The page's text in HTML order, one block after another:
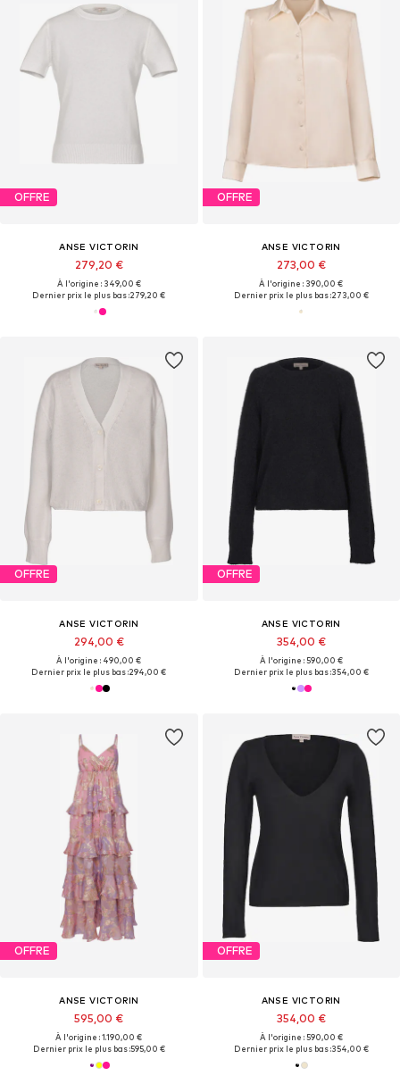
OFFRE
ANSE VICTORIN
279,20 €
À l'origine : 349,00 €
Dernier prix le plus bas :279,20 €
OFFRE
ANSE VICTORIN
273,00 €
À l'origine : 390,00 €
Dernier prix le plus bas :273,00 €
OFFRE
ANSE VICTORIN
294,00 €
À l'origine : 490,00 €
Dernier prix le plus bas :294,00 €
OFFRE
ANSE VICTORIN
354,00 €
À l'origine : 590,00 €
Dernier prix le plus bas :354,00 €
OFFRE
ANSE VICTORIN
595,00 €
À l'origine : 1.190,00 €
Dernier prix le plus bas :595,00 €
OFFRE
ANSE VICTORIN
354,00 €
À l'origine : 590,00 €
Dernier prix le plus bas :354,00 €